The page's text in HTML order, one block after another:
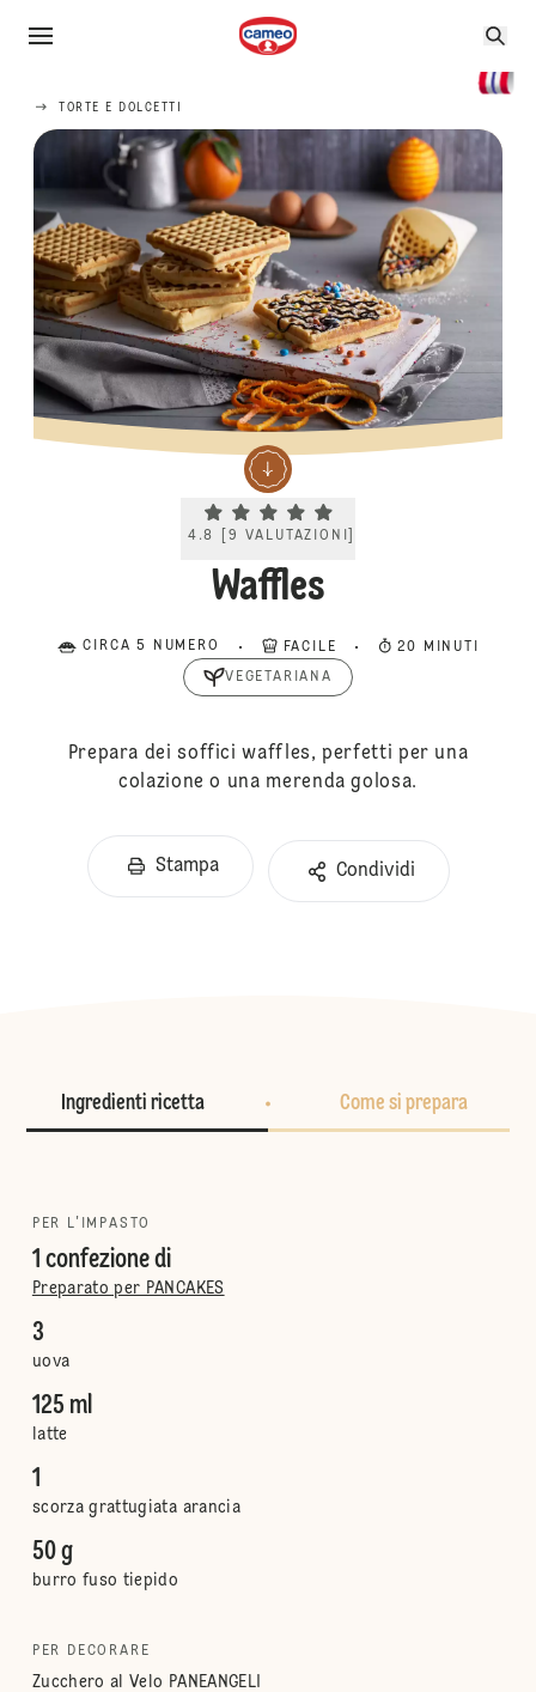
TORTE E DOLCETTI
Current rating 4.8. Click to rate.
4.8 9 VALUTAZIONI
Waffles
CIRCA 5 NUMERO FACILE 20 MINUTI
VEGETARIANA
Prepara dei soffici waffles, perfetti per una
colazione o una merenda golosa.
Stampa Condividi
Ingredienti ricetta Come si prepara
PER L'IMPASTO
1 confezione di
Preparato per PANCAKES
3
uova
125 ml
latte
1
scorza grattugiata arancia
50 g
burro fuso tiepido
PER DECORARE
Zucchero al Velo PANEANGELI